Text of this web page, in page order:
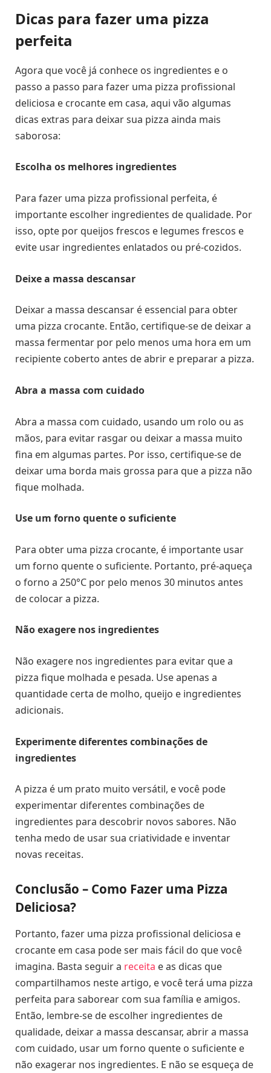
Dicas para fazer uma pizza
perfeita
Agora que você já conhece os ingredientes e o
passo a passo para fazer uma pizza profissional
deliciosa e crocante em casa, aqui vão algumas
dicas extras para deixar sua pizza ainda mais
saborosa:
Escolha os melhores ingredientes
Para fazer uma pizza profissional perfeita, é
importante escolher ingredientes de qualidade. Por
isso, opte por queijos frescos e legumes frescos e
evite usar ingredientes enlatados ou pré-cozidos.
Deixe a massa descansar
Deixar a massa descansar é essencial para obter
uma pizza crocante. Então, certifique-se de deixar a
massa fermentar por pelo menos uma hora em um
recipiente coberto antes de abrir e preparar a pizza.
Abra a massa com cuidado
Abra a massa com cuidado, usando um rolo ou as
mãos, para evitar rasgar ou deixar a massa muito
fina em algumas partes. Por isso, certifique-se de
deixar uma borda mais grossa para que a pizza não
fique molhada.
Use um forno quente o suficiente
Para obter uma pizza crocante, é importante usar
um forno quente o suficiente. Portanto, pré-aqueça
o forno a 250°C por pelo menos 30 minutos antes
de colocar a pizza.
Não exagere nos ingredientes
Não exagere nos ingredientes para evitar que a
pizza fique molhada e pesada. Use apenas a
quantidade certa de molho, queijo e ingredientes
adicionais.
Experimente diferentes combinações de
ingredientes
A pizza é um prato muito versátil, e você pode
experimentar diferentes combinações de
ingredientes para descobrir novos sabores. Não
tenha medo de usar sua criatividade e inventar
novas receitas.
Conclusão – Como Fazer uma Pizza
Deliciosa?
Portanto, fazer uma pizza profissional deliciosa e
crocante em casa pode ser mais fácil do que você
imagina. Basta seguir a receita e as dicas que
compartilhamos neste artigo, e você terá uma pizza
perfeita para saborear com sua família e amigos.
Então, lembre-se de escolher ingredientes de
qualidade, deixar a massa descansar, abrir a massa
com cuidado, usar um forno quente o suficiente e
não exagerar nos ingredientes. E não se esqueça de